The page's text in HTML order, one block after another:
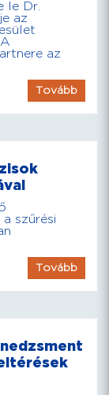
le Dr.
az
az
Tovább
szűrési
Tovább